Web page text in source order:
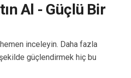
Al - Güçlü Bir
inceleyin. Daha fazla
güçlendirmek hiç bu